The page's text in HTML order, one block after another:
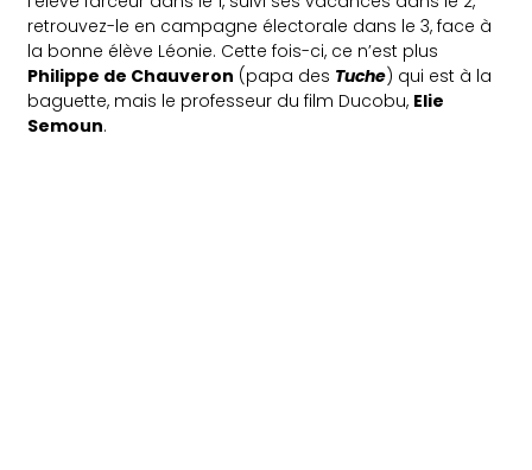
retrouvez-le en campagne électorale dans le 3, face à
la bonne élève Léonie. Cette fois-ci, ce n’est plus
Philippe de Chauveron (papa des Tuche) qui est à la
baguette, mais le professeur du film Ducobu, Elie
Semoun.